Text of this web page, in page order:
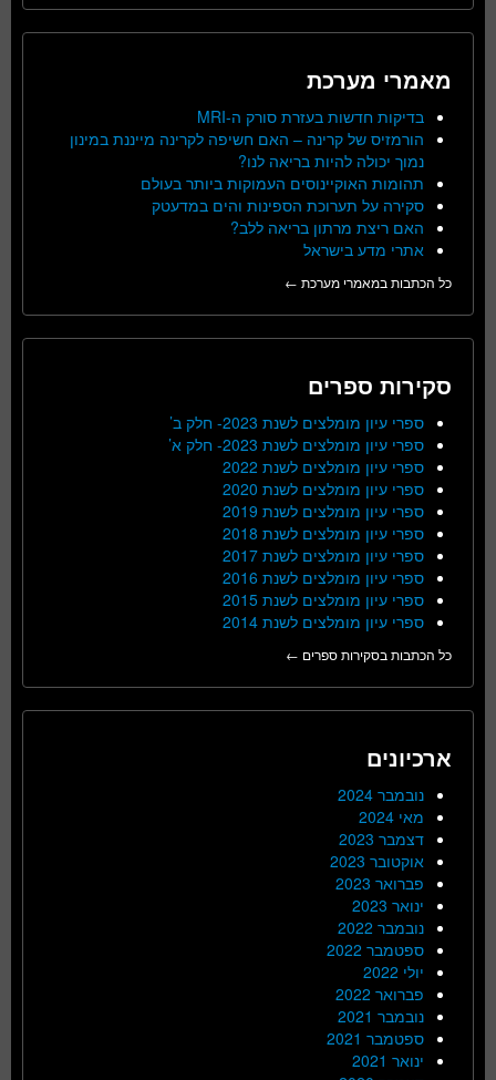
מאמרי מערכת
בדיקות חדשות בעזרת סורק ה-MRI
הורמזיס של קרינה – האם חשיפה לקרינה מייננת במינון
נמוך יכולה להיות בריאה לנו?
תהומות האוקיינוסים העמוקות ביותר בעולם
סקירה על תערוכת הספינות והים במדעטק
האם ריצת מרתון בריאה ללב?
אתרי מדע בישראל
כל הכתבות במאמרי מערכת ←
סקירות ספרים
ספרי עיון מומלצים לשנת 2023- חלק ב’
ספרי עיון מומלצים לשנת 2023- חלק א’
ספרי עיון מומלצים לשנת 2022
ספרי עיון מומלצים לשנת 2020
ספרי עיון מומלצים לשנת 2019
ספרי עיון מומלצים לשנת 2018
ספרי עיון מומלצים לשנת 2017
ספרי עיון מומלצים לשנת 2016
ספרי עיון מומלצים לשנת 2015
ספרי עיון מומלצים לשנת 2014
כל הכתבות בסקירות ספרים ←
ארכיונים
נובמבר 2024
מאי 2024
דצמבר 2023
אוקטובר 2023
פברואר 2023
ינואר 2023
נובמבר 2022
ספטמבר 2022
יולי 2022
פברואר 2022
נובמבר 2021
ספטמבר 2021
ינואר 2021